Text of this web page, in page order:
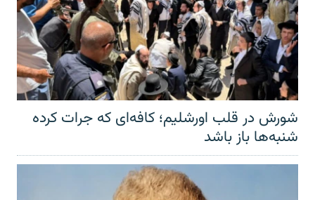
شورش در قلب اورشلیم؛ کافه‌ای که جرات کرده
شنبه‌ها باز باشد